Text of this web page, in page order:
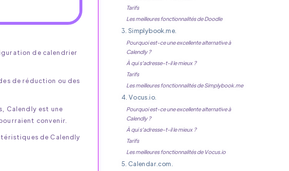
de calendrier
de réduction ou des
Calendly est une
convenir.
de Calendly
Tarifs
Les meilleures fonctionnalités de Doodle
3. Simplybook.me.
Pourquoi est-ce une excellente alternative à
Calendly ?
À qui s'adresse-t-il le mieux ?
Tarifs
Les meilleures fonctionnalités de Simplybook.me
4. Vocus.io.
Pourquoi est-ce une excellente alternative à
Calendly ?
À qui s'adresse-t-il le mieux ?
Tarifs
Les meilleures fonctionnalités de Vocus.io
5. Calendar.com.